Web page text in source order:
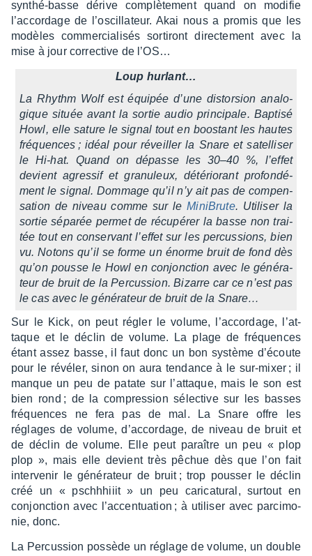
synthé-basse dérive complè­te­ment quand on modi­fie
l’ac­cor­dage de l’os­cil­la­teur. Akai nous a promis que les
modèles commer­cia­li­sés sorti­ront direc­te­ment avec la
mise à jour correc­tive de l’OS…
Loup hurlant…
La Rhythm Wolf est équi­pée d’une distor­sion analo­
gique située avant la sortie audio prin­ci­pale. Baptisé
Howl, elle sature le signal tout en boos­tant les hautes
fréquences ; idéal pour réveiller la Snare et satel­li­ser
le Hi-hat. Quand on dépasse les 30–40 %, l’ef­fet
devient agres­sif et granu­leux, dété­rio­rant profon­dé­
ment le signal. Dommage qu’il n’y ait pas de compen­
sa­tion de niveau comme sur leMini­Brute. Utili­ser la
sortie sépa­rée permet de récu­pé­rer la basse non trai­
tée tout en conser­vant l’ef­fet sur les percus­sions, bien
vu. Notons qu’il se forme un énorme bruit de fond dès
qu’on pousse le Howl en conjonc­tion avec le géné­ra­
teur de bruit de la Percus­sion. Bizarre car ce n’est pas
le cas avec le géné­ra­teur de bruit de la Snare…
Sur le Kick, on peut régler le volume, l’ac­cor­dage, l’at­
taque et le déclin de volume. La plage de fréquences
étant assez basse, il faut donc un bon système d’écoute
pour le révé­ler, sinon on aura tendance à le sur-mixer ; il
manque un peu de patate sur l’at­taque, mais le son est
bien rond ; de la compres­sion sélec­tive sur les basses
fréquences ne fera pas de mal. La Snare offre les
réglages de volume, d’ac­cor­dage, de niveau de bruit et
de déclin de volume. Elle peut paraître un peu « plop
plop », mais elle devient très pêchue dès que l’on fait
inter­ve­nir le géné­ra­teur de bruit ; trop pous­ser le déclin
créé un « pschh­hiiit » un peu cari­ca­tu­ral, surtout en
conjonc­tion avec l’ac­cen­tua­tion ; à utili­ser avec parci­mo­
nie, donc.
La Percus­sion possède un réglage de volume, un double